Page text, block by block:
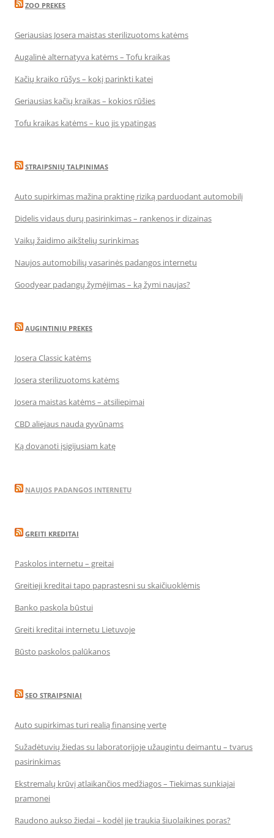
ZOO PREKES
Geriausias Josera maistas sterilizuotoms katėms
Augalinė alternatyva katėms – Tofu kraikas
Kačių kraiko rūšys – kokį parinkti katei
Geriausias kačių kraikas – kokios rūšies
Tofu kraikas katėms – kuo jis ypatingas
STRAIPSNIŲ TALPINIMAS
Auto supirkimas mažina praktinę riziką parduodant automobilį
Didelis vidaus durų pasirinkimas – rankenos ir dizainas
Vaikų žaidimo aikštelių surinkimas
Naujos automobilių vasarinės padangos internetu
Goodyear padangų žymėjimas – ką žymi naujas?
AUGINTINIU PREKES
Josera Classic katėms
Josera sterilizuotoms katėms
Josera maistas katėms – atsiliepimai
CBD aliejaus nauda gyvūnams
Ką dovanoti įsigijusiam katę
NAUJOS PADANGOS INTERNETU
GREITI KREDITAI
Paskolos internetu – greitai
Greitieji kreditai tapo paprastesni su skaičiuoklėmis
Banko paskola būstui
Greiti kreditai internetu Lietuvoje
Būsto paskolos palūkanos
SEO STRAIPSNIAI
Auto supirkimas turi realią finansinę vertę
Sužadėtuvių žiedas su laboratorijoje užaugintu deimantu – tvarus
pasirinkimas
Ekstremalų krūvį atlaikančios medžiagos – Tiekimas sunkiajai
pramonei
Raudono aukso žiedai – kodėl jie traukia šiuolaikines poras?